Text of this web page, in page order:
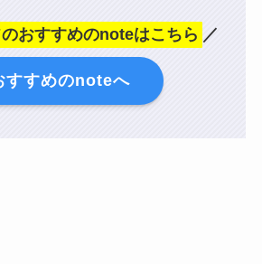
おすすめのnoteはこちら ／
すすめのnoteへ